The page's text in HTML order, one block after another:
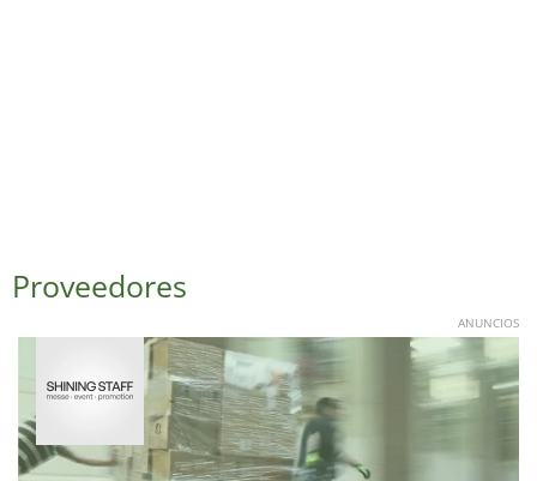
Proveedores
ANUNCIOS